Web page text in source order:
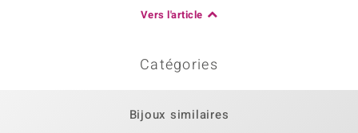
Vers l'article
Catégories
Bijoux similaires